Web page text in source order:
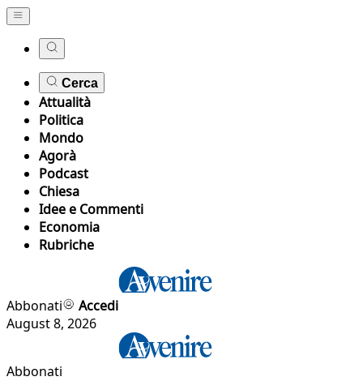
Cerca
Attualità
Politica
Mondo
Agorà
Podcast
Chiesa
Idee e Commenti
Economia
Rubriche
Abbonati
Accedi
August 8, 2026
Abbonati